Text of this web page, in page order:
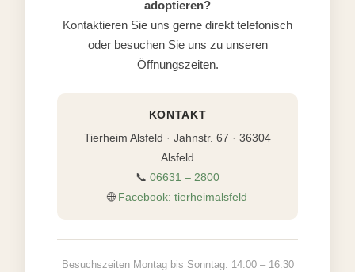
adoptieren?
Kontaktieren Sie uns gerne direkt telefonisch
oder besuchen Sie uns zu unseren
Öffnungszeiten.
KONTAKT
Tierheim Alsfeld · Jahnstr. 67 · 36304
Alsfeld
📞 06631 – 2800
🌐 Facebook: tierheimalsfeld
Besuchszeiten Montag bis Sonntag: 14:00 – 16:30